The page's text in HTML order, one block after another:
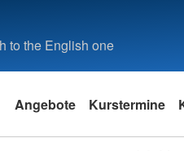
to the English one
Angebote Kurstermine